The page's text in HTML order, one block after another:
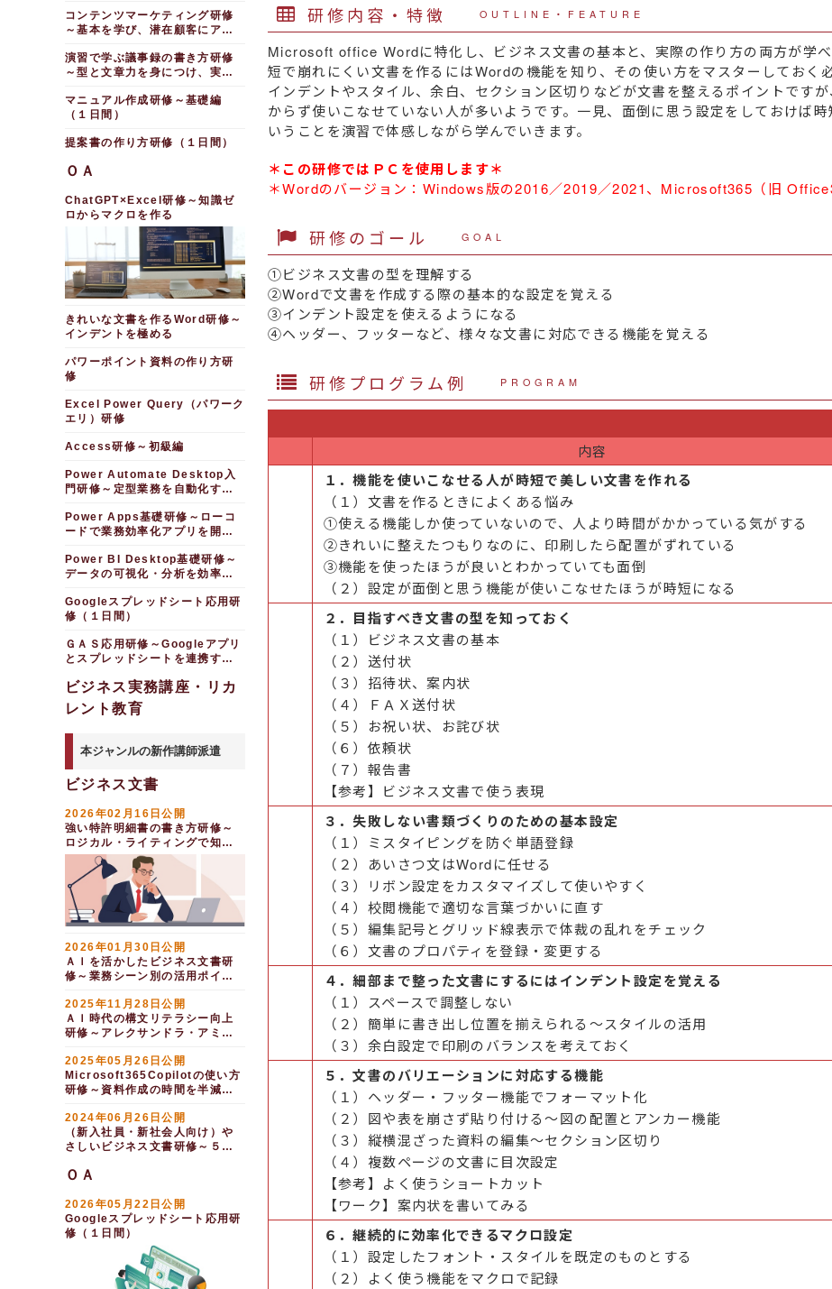
研修内容・特徴 OUTLINE・FEATURE
Microsoft office Wordに特化し、ビジネス文書の基本と、実際の作り方の両方が学
短で崩れにくい文書を作るにはWordの機能を知り、その使い方をマスターしておく
インデントやスタイル、余白、セクション区切りなどが文書を整えるポイントです
からず使いこなせていない人が多いようです。一見、面倒に思う設定をしておけば
いうことを演習で体感しながら学んでいきます。
＊この研修ではＰＣを使用します＊
＊Wordのバージョン：Windows版の2016／2019／2021、Microsoft365（旧
研修のゴール GOAL
①ビジネス文書の型を理解する
②Wordで文書を作成する際の基本的な設定を覚える
③インデント設定を使えるようになる
④ヘッダー、フッターなど、様々な文書に対応できる機能を覚える
研修プログラム例 PROGRAM
内容
１．機能を使いこなせる人が時短で美しい文書を作れる
（１）文書を作るときによくある悩み
①使える機能しか使っていないので、人より時間がかかっている気がする
②きれいに整えたつもりなのに、印刷したら配置がずれている
③機能を使ったほうが良いとわかっていても面倒
（２）設定が面倒と思う機能が使いこなせたほうが時短になる
２．目指すべき文書の型を知っておく
（１）ビジネス文書の基本
（２）送付状
（３）招待状、案内状
（４）ＦＡＸ送付状
（５）お祝い状、お詫び状
（６）依頼状
（７）報告書
【参考】ビジネス文書で使う表現
３．失敗しない書類づくりのための基本設定
（１）ミスタイピングを防ぐ単語登録
（２）あいさつ文はWordに任せる
（３）リボン設定をカスタマイズして使いやすく
（４）校閲機能で適切な言葉づかいに直す
（５）編集記号とグリッド線表示で体裁の乱れをチェック
（６）文書のプロパティを登録・変更する
４．細部まで整った文書にするにはインデント設定を覚える
（１）スペースで調整しない
（２）簡単に書き出し位置を揃えられる～スタイルの活用
（３）余白設定で印刷のバランスを考えておく
５．文書のバリエーションに対応する機能
（１）ヘッダー・フッター機能でフォーマット化
（２）図や表を崩さず貼り付ける～図の配置とアンカー機能
（３）縦横混ざった資料の編集～セクション区切り
（４）複数ページの文書に目次設定
【参考】よく使うショートカット
【ワーク】案内状を書いてみる
６．継続的に効率化できるマクロ設定
（１）設定したフォント・スタイルを既定のものとする
（２）よく使う機能をマクロで記録
コンテンツマーケティング研修
～基本を学び、潜在顧客にアプ
演習で学ぶ議事録の書き方研修
～型と文章力を身につけ、実践
マニュアル作成研修～基礎編
（１日間）
提案書の作り方研修（１日間）
ＯＡ
ChatGPT×Excel研修～知識ゼ
ロからマクロを作る
きれいな文書を作るWord研修～
インデントを極める
パワーポイント資料の作り方研
修
Excel Power Query（パワーク
エリ）研修
Access研修～初級編
Power Automate Desktop入
門研修～定型業務を自動化する
Power Apps基礎研修～ローコ
ードで業務効率化アプリを開発
Power BI Desktop基礎研修～
データの可視化・分析を効率化
Googleスプレッドシート応用研
修（１日間）
ＧＡＳ応用研修～Googleアプリ
とスプレッドシートを連携する
ビジネス実務講座・リカ
レント教育
本ジャンルの新作講師派遣
ビジネス文書
2026年02月16日公開
強い特許明細書の書き方研修～
ロジカル・ライティングで知財
を守る（半日間）
2026年01月30日公開
ＡＩを活かしたビジネス文書研
修～業務シーン別の活用ポイン
2025年11月28日公開
ＡＩ時代の構文リテラシー向上
研修～アレクサンドラ・アミラ
2025年05月26日公開
Microsoft365Copilotの使い方
研修～資料作成の時間を半減す
2024年06月26日公開
（新入社員・新社会人向け）や
さしいビジネス文書研修～５Ｗ
に書く（１日間）
ＯＡ
2026年05月22日公開
Googleスプレッドシート応用研
修（１日間）